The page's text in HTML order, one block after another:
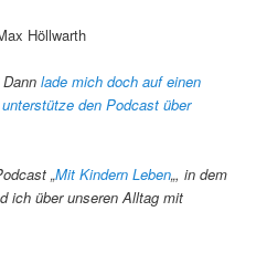
Höllwarth
Dannlade mich doch auf einen
unterstütze den Podcast über
„Mit Kindern Leben„, in dem
ich über unseren Alltag mit